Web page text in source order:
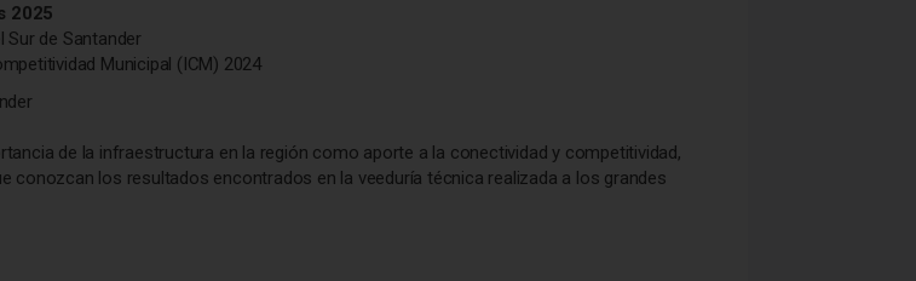
2025
de Santander
Municipal (ICM) 2024
de la infraestructura en la región como aporte a la conectividad y competitividad,
conozcan los resultados encontrados en la veeduría técnica realizada a los grandes